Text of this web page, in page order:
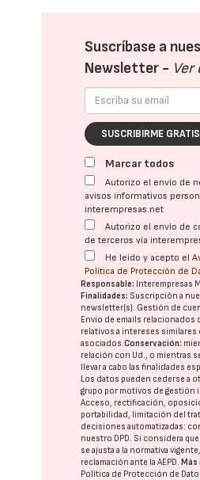
Suscríbase a
Newsletter - Ver
SUSCRIBIRME GRATIS
Marcar todos
Autorizo el envío de
avisos informativos
interempresas.net
Autorizo el envío de
de terceros vía
He leído y acepto el
Política de Protección de
Responsable: Interempresas
Finalidades: Suscripción a
newsletter(s). Gestión de
Envío de emails relacionados
relativos a intereses similares
asociados.Conservación:
relación con Ud., o mientras
llevar a cabo las finalidades
Los datos pueden cederse a
grupo por motivos de gestión
Acceso, rectificación,
portabilidad, limitación del
decisiones automatizadas:
nuestro DPD . Si considera
se ajusta a la normativa
reclamación ante laAEPD .
Política de Protección de